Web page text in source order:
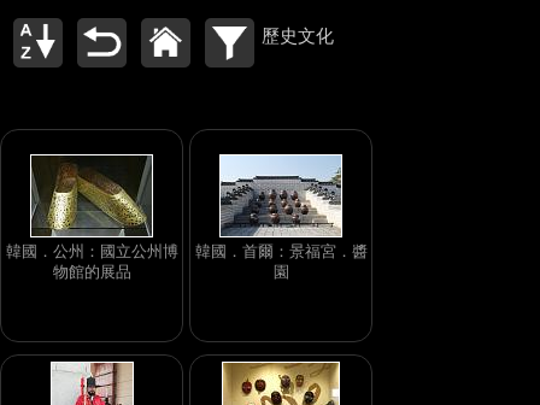
歷史文化
韓國．公州：國立公州博
物館的展品
韓國．首爾：景福宮．醬
園